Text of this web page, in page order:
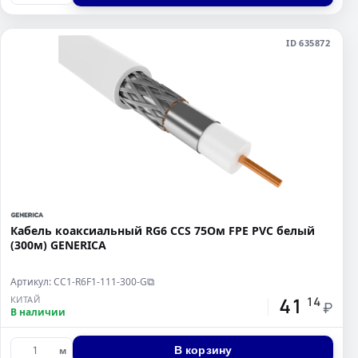
ID 635872
Кабель коаксиальный RG6 CCS 75Ом FPE PVC белый
(300м) GENERICA
Артикул: CC1-R6F1-111-300-G⧉
КИТАЙ
В наличии 41 14 ₽
м В корзину